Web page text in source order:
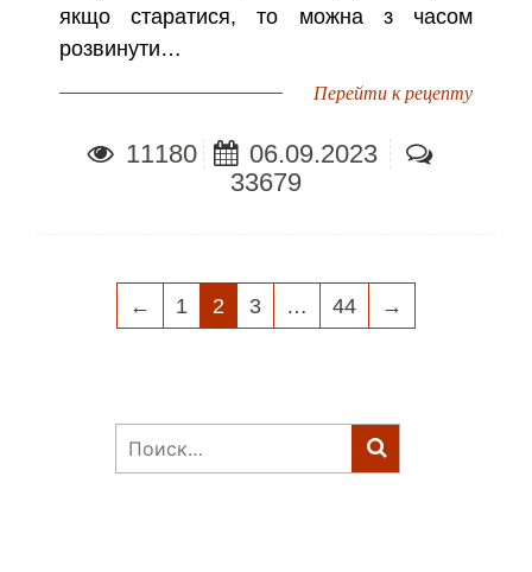
якщо старатися, то можна з часом
розвинути…
Перейти к рецепту
11180
06.09.2023
33679
НАВИГАЦИЯ
← 1 2 3 … 44 →
Найти: